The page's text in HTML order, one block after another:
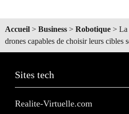
Accueil > Business > Robotique > La
drones capables de choisir leurs cibles
Sites tech
Realite-Virtuelle.com